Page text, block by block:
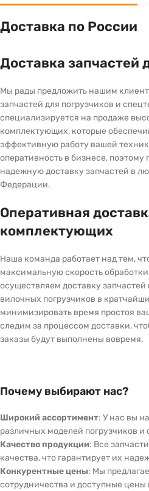
Доставка по России
Доставка запчастей
Мы рады предложить нашим
запчастей для погрузчиков и
специализируется на продаже
комплектующих, которые
эффективную работу вашей
оперативность в бизнесе,
надежную доставку запчастей в
Федерации.
Оперативная
комплектующих
Наша команда работает над тем,
максимальную скорость
осуществляем доставку
вилочных погрузчиков в
минимизировать время простоя
следим за процессом доставки,
заказы будут выполнены вовремя.
Почему выбирают нас?
Широкий ассортимент: У нас вы
различных моделей погрузчиков и
Качество продукции: Все
качества, что гарантирует их
Конкурентные цены: Мы
сотрудничества и доступные цены